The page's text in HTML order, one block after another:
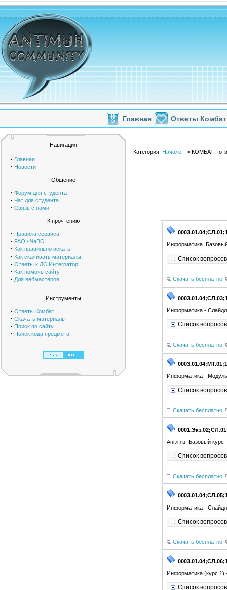
Главная Ответы Комбат
Навигация
· Главная
· Новости
Общение
· Форум для студента
· Чат для студента
· Связь с нами
К прочтению
· Правила сервиса
· FAQ / ЧаВО
· Как правильно искать
· Как скачивать материалы
· Ответы к ЛС Интегратор
· Как помочь сайту
· Для вебмастеров
Инструменты
· Ответы Комбат
· Скачать материалы
· Поиск по сайту
· Поиск кода предмета
Категория: Начало --> КОМБАТ -
Информатика.
Список
Скачать бесплатно
Информатика -
Список
Скачать бесплатно
0003.01.04;МТ.01;1
Информатика -
Список
Скачать бесплатно
Англ.яз. Базовый
Список
Скачать бесплатно
Информатика -
Список
Скачать бесплатно
Информатика (курс 1)
Список